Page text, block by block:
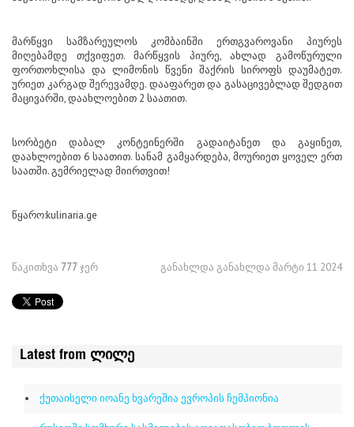
მარწყვი სამზარეულოს კომბაინში ერთგვაროვანი პიურეს
მიღებამდე თქვიფეთ. მარწყვის პიურე, ახლად გამოწურული
ფორთოხლისა და ლიმონის წვენი შაქრის სიროფს დაუმატეთ.
ურიეთ კარგად შერევამდე. დააფარეთ და გასაცივებლად შედგით
მაცივარში, დაახლოებით 2 საათით.
სორბეტი დაბალ კონტეინერში გადაიტანეთ და გაყინეთ,
დაახლოებით 6 საათით. სანამ გამყარდება, მოურიეთ ყოველ ერთ
საათში. გემრიელად მიირთვით!
წყარო:kulinaria.ge
წაკითხვა 777ჯერ განახლდა განახლდა მარტი 11 2024
Latest from ლილე
ქუთაისელი იოანე ხვარეშია ევროპის ჩემპიონია